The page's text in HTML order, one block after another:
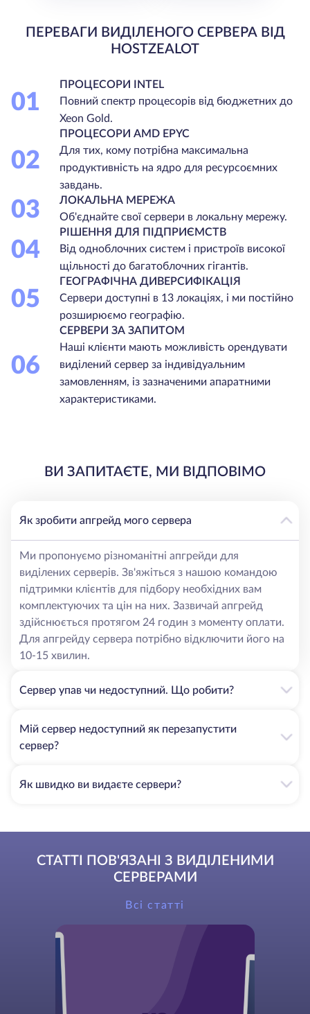
ПЕРЕВАГИ ВИДІЛЕНОГО СЕРВЕРА ВІД
HOSTZEALOT
01
ПРОЦЕСОРИ INTEL
Повний спектр процесорів від бюджетних до
Xeon Gold.
02
ПРОЦЕСОРИ AMD EPYC
Для тих, кому потрібна максимальна
продуктивність на ядро для ресурсоємних
завдань.
03
ЛОКАЛЬНА МЕРЕЖА
Об'єднайте свої сервери в локальну мережу.
04
РІШЕННЯ ДЛЯ ПІДПРИЄМСТВ
Від одноблочних систем і пристроїв високої
щільності до багатоблочних гігантів.
05
ГЕОГРАФІЧНА ДИВЕРСИФІКАЦІЯ
Сервери доступні в 13 локаціях, і ми постійно
розширюємо географію.
06
СЕРВЕРИ ЗА ЗАПИТОМ
Наші клієнти мають можливість орендувати
виділений сервер за індивідуальним
замовленням, із зазначеними апаратними
характеристиками.
ВИ ЗАПИТАЄТЕ, МИ ВІДПОВІМО
Як зробити апгрейд мого сервера
Ми пропонуємо різноманітні апгрейди для
виділених серверів. Зв'яжіться з нашою командою
підтримки клієнтів для підбору необхідних вам
комплектуючих та цін на них. Зазвичай апгрейд
здійснюється протягом 24 годин з моменту оплати.
Для апгрейду сервера потрібно відключити його на
10-15 хвилин.
Сервер упав чи недоступний. Що робити?
Мій сервер недоступний як перезапустити
сервер?
Як швидко ви видаєте сервери?
СТАТТІ ПОВ'ЯЗАНІ З ВИДІЛЕНИМИ
СЕРВЕРАМИ
Всі статті